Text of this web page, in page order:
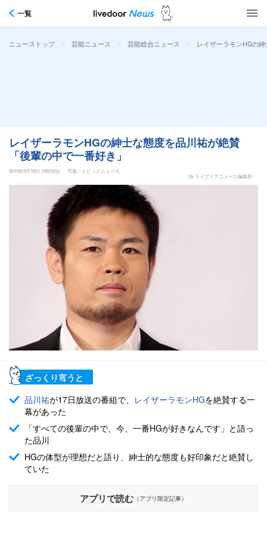
一覧
ニューストップ > 芸能ニュース > 芸能総合ニュース > レイザーラモンHGの
レイザーラモンHGの紳士な態度を品川祐が絶賛
「後輩の中で一番好き」
2015年9月18日 10時32分
写真：トピックニュース
by ライブドアニュース編集部
ざっくり言うと
品川祐が17日放送の番組で、 レイザーラモンHGを絶賛する一
幕があった
「すべての後輩の中で、今、一番HGが好きなんです」と語っ
た品川
HGの体型が理想だと語り、紳士的な態度も好印象だと絶賛し
ていた
アプリで読む （アプリ限定記事）